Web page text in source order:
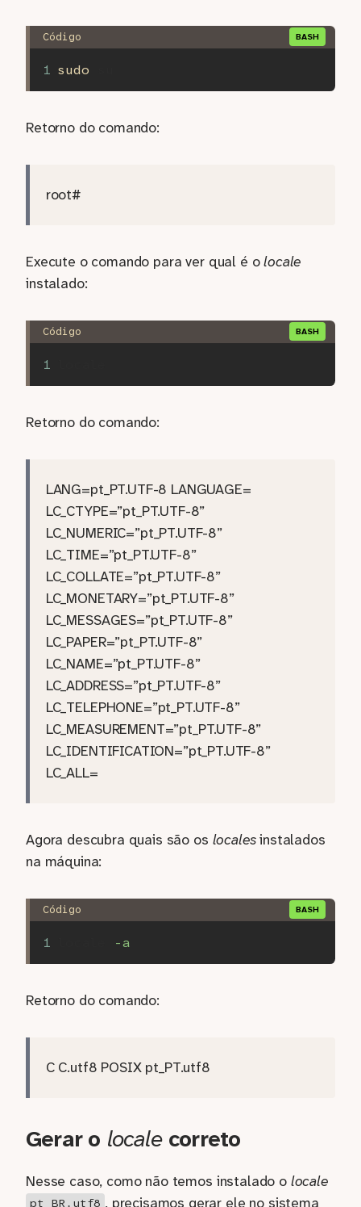
sudo
Retorno do comando:
root#
Execute o comando para ver qual é olocale
instalado:
Retorno do comando:
LANG=pt_PT.UTF-8 LANGUAGE=
LC_CTYPE=”pt_PT.UTF-8”
LC_NUMERIC=”pt_PT.UTF-8”
LC_TIME=”pt_PT.UTF-8”
LC_COLLATE=”pt_PT.UTF-8”
LC_MONETARY=”pt_PT.UTF-8”
LC_MESSAGES=”pt_PT.UTF-8”
LC_PAPER=”pt_PT.UTF-8”
LC_NAME=”pt_PT.UTF-8”
LC_ADDRESS=”pt_PT.UTF-8”
LC_TELEPHONE=”pt_PT.UTF-8”
LC_MEASUREMENT=”pt_PT.UTF-8”
LC_IDENTIFICATION=”pt_PT.UTF-8”
LC_ALL=
Agora descubra quais são os localesinstalados
na máquina:
-a
Retorno do comando:
C C.utf8 POSIX pt_PT.utf8
Gerar o localecorreto
Nesse caso, como não temos instalado o locale
pt_BR.utf8 , precisamos gerar ele no sistema